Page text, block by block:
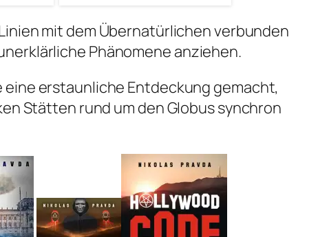
mit dem Übernatürlichen verbunden
Phänomene anziehen.
eine erstaunliche Entdeckung gemacht,
Stätten rund um den Globus synchron